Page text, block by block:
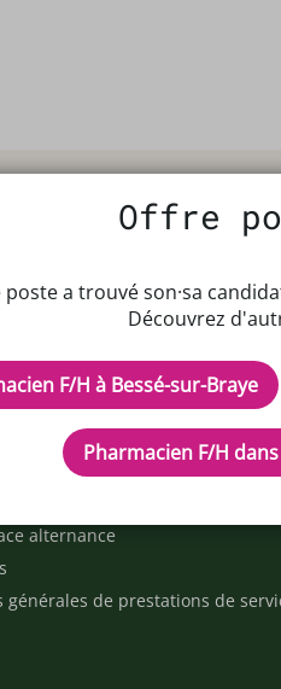
Offre
poste a trouvé son·sa
Découvrez
F/H à Bessé-sur-Braye
Pharmacien F/H
DE
alternance
générales de prestations de